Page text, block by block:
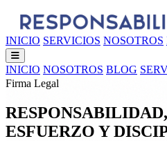
INICIO SERVICIOS NOSOTROS
INICIO NOSOTROS BLOG
Firma Legal
RESPONSABILIDAD,
ESFUERZO Y